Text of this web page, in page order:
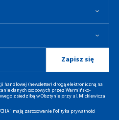
Zapisz się
handlowej (newsletter) drogą elektroniczną na
danych osobowych przez Warmińsko-
z siedzibą w Olsztynie przy ul. Mickiewicza
i mają zastosowanie Polityka prywatności